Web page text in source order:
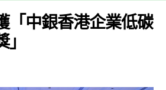
「中銀香港企業低碳